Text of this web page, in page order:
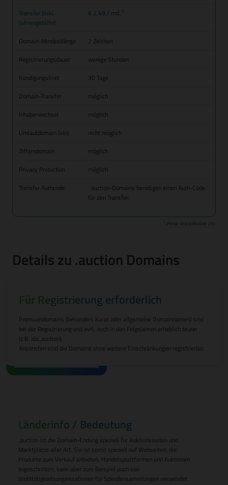
Transfer (inkl.
Jahresgebühr)
€ 2,49 / mtl.
Domain-Mindestlänge
2 Zeichen
Registrierungsdauer
wenige Stunden
Kündigungsfrist
30 Tage
Domain-Transfer
möglich
Inhaberwechsel
möglich
Umlautdomain (idn)
nicht möglich
Zifferndomain
möglich
Privacy Protection
möglich
Transfer Authcode
.auction-Domains benötigen einen Auth-Code
für den Transfer.
Preise sind exklusive USt.
Details zu .auction Domains
Für Registrierung erforderlich
Premiumdomains (besonders kurze oder allgemeine Domainnamen) sind
bei der Registrierung und evtl. auch in den Folgejahren erheblich teurer
(z.B. abc.auction).
Ansonsten sind die Domains ohne weitere Einschränkungen registrierbar.
Länderinfo / Bedeutung
.auction ist die Domain-Endung speziell für Auktionsseiten und
Marktplätze aller Art. Sie ist somit speziell auf Webseiten, die
Produkte zum Verkauf anbieten, Handelsplattformen und Auktionen
zugeschnitten, kann aber zum Beispiel auch von
Wohltätigkeitsorganisationen für Spendensammlungen verwendet